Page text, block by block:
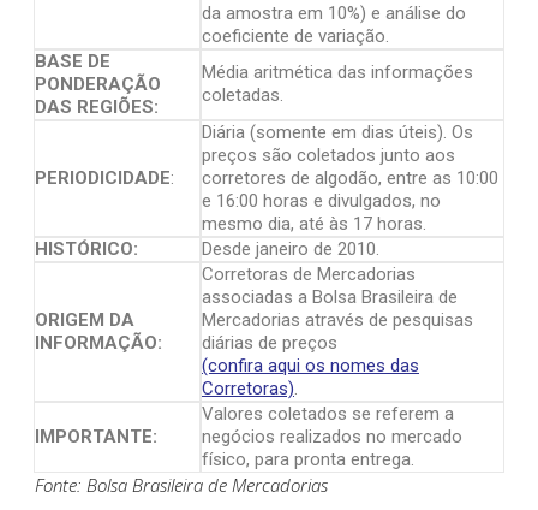
da amostra em 10%) e análise do
coeficiente de variação.
BASE DE
PONDERAÇÃO
DAS REGIÕES:
Média aritmética das informações
coletadas.
PERIODICIDADE:
Diária (somente em dias úteis). Os
preços são coletados junto aos
corretores de algodão, entre as 10:00
e 16:00 horas e divulgados, no
mesmo dia, até às 17 horas.
HISTÓRICO:
Desde janeiro de 2010.
ORIGEM DA
INFORMAÇÃO:
Corretoras de Mercadorias
associadas a Bolsa Brasileira de
Mercadorias através de pesquisas
diárias de preços
(confira aqui os nomes das
Corretoras).
IMPORTANTE:
Valores coletados se referem a
negócios realizados no mercado
físico, para pronta entrega.
Fonte: Bolsa Brasileira de Mercadorias